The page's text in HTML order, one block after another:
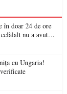
în doar 24 de ore
nu a avut
cu Ungaria!